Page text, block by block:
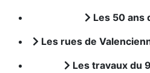
Les 50 ans
Les rues de
Les travaux du